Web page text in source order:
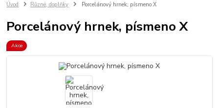
Úvod Různé, doplňky Porcelánový hrnek, písmeno X
Porcelánový hrnek, písmeno X
Akce